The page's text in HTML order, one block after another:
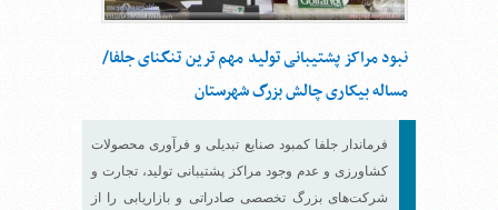
نبود مراکز پشتیبانی تولید مهم ترین تنگنای جلفا/
مساله بیکاری چالش بزرگ شهرستان
فرماندار جلفا کمبود صنایع تبدیلی و فرآوری محصولات
کشاورزی و عدم وجود مراکز پشتیبانی تولید، تجارت و
شرکت‌های بزرگ تخصصی صادراتی و بازاریابی را از